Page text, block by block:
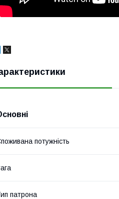
потужність
патрона